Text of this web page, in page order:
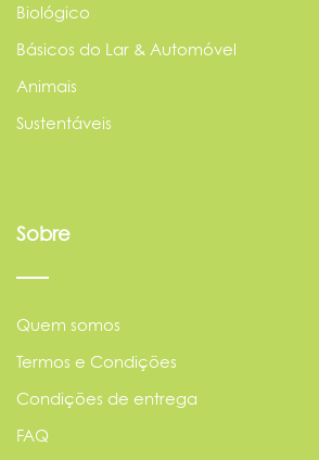
Biológico
Básicos do Lar & Automóvel
Animais
Sustentáveis
Sobre
Quem somos
Termos e Condições
Condições de entrega
FAQ